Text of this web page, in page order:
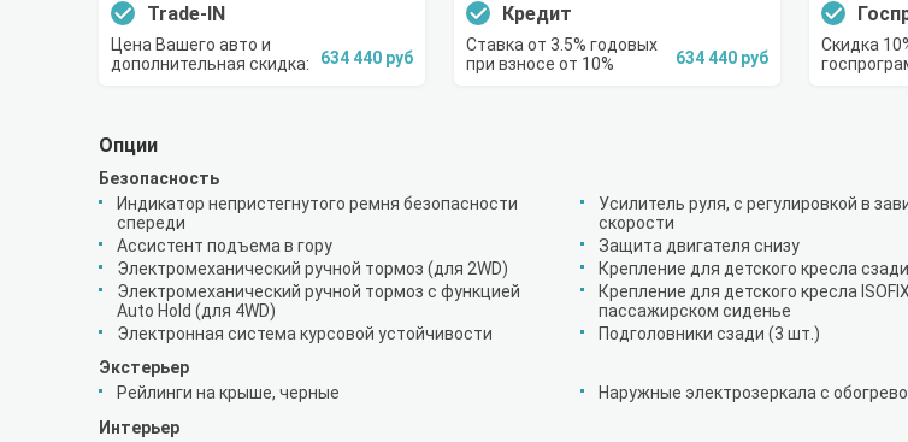
Trade-IN
Цена Вашего авто и
дополнительная скидка:
634 440 руб
Кредит
Ставка от 3.5% годовых
при взносе от 10%
634 440 руб
Скидка
Опции
Безопасность
Индикатор непристегнутого ремня безопасности
спереди
Ассистент подъема в гору
Электромеханический ручной тормоз (для 2WD)
Электромеханический ручной тормоз с функцией
Auto Hold (для 4WD)
Электронная система курсовой устойчивости
Усилитель руля, с регулировкой в
скорости
Защита двигателя снизу
Крепление для детского кресла сзади
Крепление для детского кресла
пассажирском сиденье
Подголовники сзади (3 шт.)
Экстерьер
Рейлинги на крыше, черные
Наружные электрозеркала с
Интерьер